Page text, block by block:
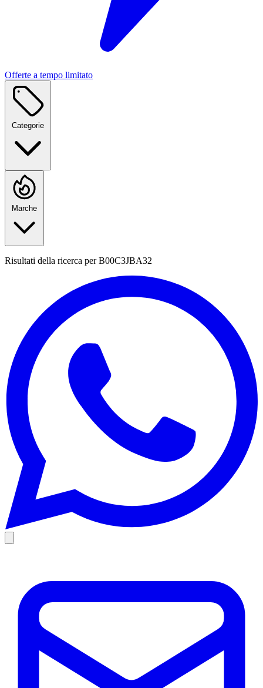
Offerte a tempo limitato
Categorie
Marche
Risultati della ricerca perB00C3JBA32